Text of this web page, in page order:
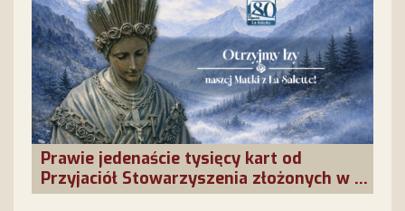
Prawie jedenaście tysięcy kart od
Przyjaciół Stowarzyszenia złożonych w La
Salette!